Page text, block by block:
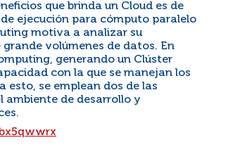
que brinda un Cloud es de
ejecución para cómputo paralelo
motiva a analizar su
volúmenes de datos. En
generando un Clúster
con la que se manejan los
esto, se emplean dos de las
ambiente de desarrollo y